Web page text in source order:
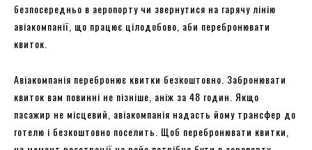
безпосередньо в аеропорту чи звернутися на гарячу лінію
авіакомпанії, що працює цілодобово, аби перебронювати
квиток.
Авіакомпанія перебронює квитки безкоштовно. Забронювати
квиток вам повинні не пізніше, аніж за 48 годин. Якщо
пасажир не місцевий, авіакомпанія надасть йому трансфер до
готелю і безкоштовно поселить. Щоб перебронювати квитки,